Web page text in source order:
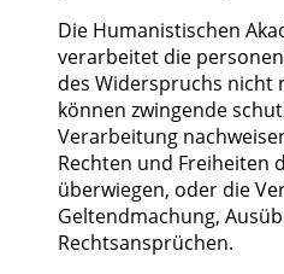
Die Humanistischen
verarbeitet die
des Widerspruchs nicht
können zwingende
Verarbeitung
Rechten und Freiheiten
überwiegen, oder die
Geltendmachung,
Rechtsansprüchen.